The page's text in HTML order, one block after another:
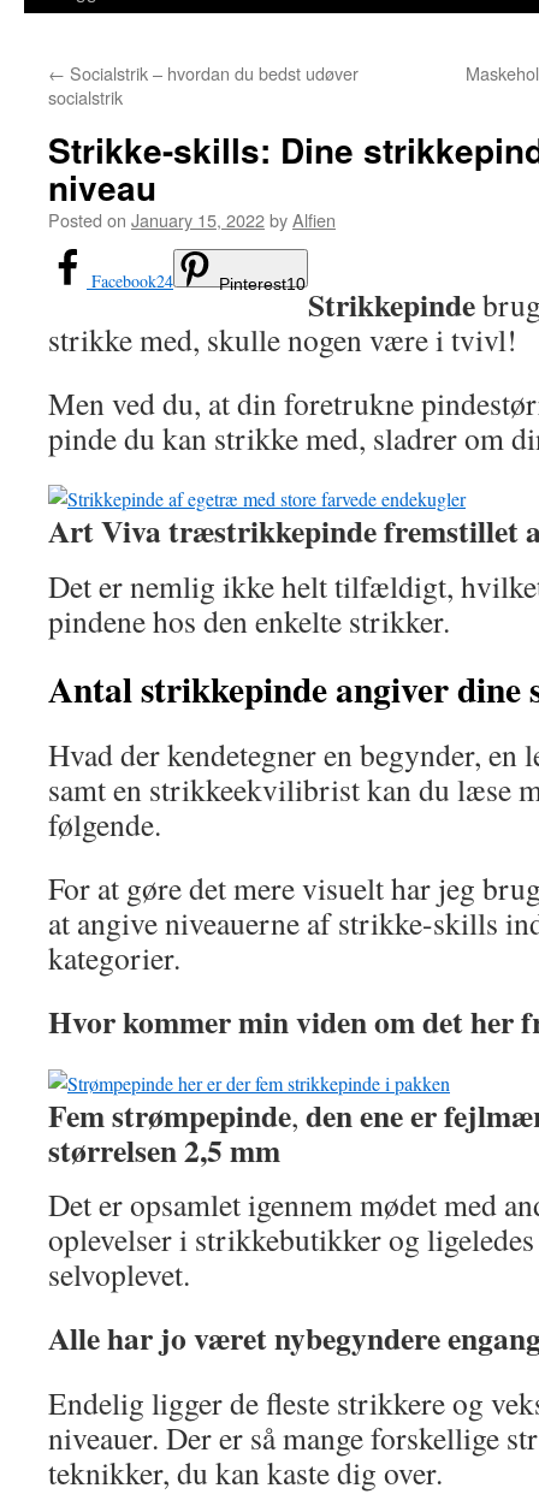
← Socialstrik – hvordan du bedst udøver
socialstrik
Strikke-skills: Dine
niveau
Posted on January 15, 2022byAlfien
Facebook24 Pinterest10Strikkepinde
strikke med, skulle nogen være i tvivl!
Men ved du, at din foretrukne
pinde du kan strikke med, sladrer om
Art Viva træstrikkepinde fremstillet
Det er nemlig ikke helt tilfældigt,
pindene hos den enkelte strikker.
Antal strikkepinde angiver dine
Hvad der kendetegner en begynder, en
samt en strikkeekvilibrist kan du læse
følgende.
For at gøre det mere visuelt har jeg
at angive niveauerne af strikke-skills
kategorier.
Hvor kommer min viden om det her
Fem strømpepinde, den ene er
størrelsen 2,5 mm
Det er opsamlet igennem mødet med
oplevelser i strikkebutikker og ligeledes
selvoplevet.
Alle har jo været nybegyndere
Endelig ligger de fleste strikkere og
niveauer. Der er så mange forskellige
teknikker, du kan kaste dig over.